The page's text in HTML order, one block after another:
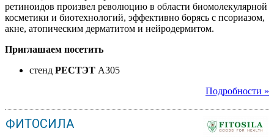
ретиноидов произвел революцию в области биомолекулярной
косметики и биотехнологий, эффективно борясь с псориазом,
акне, атопическим дерматитом и нейродермитом.
Приглашаем посетить
стенд РЕСТЭТ A305
Подробности »
ФИТОСИЛА